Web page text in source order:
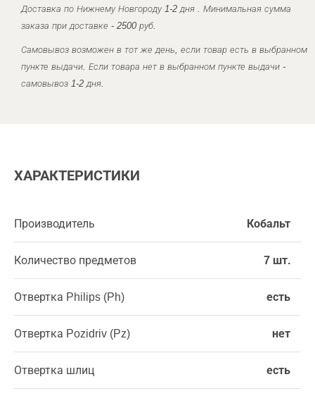
Доставка по Нижнему Новгороду 1-2 дня . Минимальная сумма
заказа при доставке - 2500 руб.
Самовывоз возможен в тот же день, если товар есть в выбранном
пункте выдачи. Если товара нет в выбранном пункте выдачи -
самовывоз 1-2 дня.
ХАРАКТЕРИСТИКИ
Производитель Кобальт
Количество предметов 7 шт.
Отвертка Philips (Ph) есть
Отвертка Pozidriv (Pz) нет
Отвертка шлиц есть